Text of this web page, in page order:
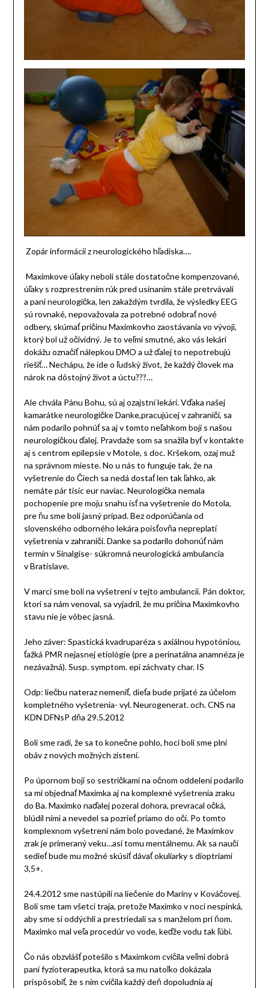
Zopár informácií z neurologického hľadiska….
Maximkove úľaky neboli stále dostatočne kompenzované,
úľaky s rozprestrením rúk pred usínaním stále pretrvávali
a pani neurologička, len zakaždým tvrdila, že výsledky EEG
sú rovnaké, nepovažovala za potrebné odobrať nové
odbery, skúmať príčinu Maximkovho zaostávania vo vývoji,
ktorý bol už očividný. Je to veľmi smutné, ako vás lekári
dokážu označiť nálepkou DMO a už ďalej to nepotrebujú
riešiť… Nechápu, že ide o ľudský život, že každý človek ma
nárok na dôstojný život a úctu???…
Ale chvála Pánu Bohu, sú aj ozajstní lekári. Vďaka našej
kamarátke neurologičke Danke,pracujúcej v zahraničí, sa
nám podarilo pohnúť sa aj v tomto neľahkom boji s našou
neurologičkou ďalej. Pravdaže som sa snažila byť v kontakte
aj s centrom epilepsie v Motole, s doc. Kršekom, ozaj muž
na správnom mieste. No u nás to funguje tak, že na
vyšetrenie do Čiech sa nedá dostať len tak ľahko, ak
nemáte pár tisíc eur naviac. Neurologička nemala
pochopenie pre moju snahu ísť na vyšetrenie do Motola,
pre ňu sme boli jasný prípad. Bez odporúčania od
slovenského odborného lekára poisťovňa nepreplatí
vyšetrenia v zahraničí. Danke sa podarilo dohonúť nám
termín v Sinalgise- súkromná neurologická ambulancia
v Bratislave.
V marci sme boli na vyšetrení v tejto ambulancii. Pán doktor,
ktorí sa nám venoval, sa vyjadril, že mu príčina Maximkovho
stavu nie je vôbec jasná.
Jeho záver: Spastická kvadruparéza s axiálnou hypotóniou,
ťažká PMR nejasnej etiológie (pre a perinatálna anamnéza je
nezávažná). Susp. symptom. epi záchvaty char. IS
Odp: liečbu nateraz nemeniť, dieťa bude prijaté za účelom
kompletného vyšetrenia- vyl. Neurogenerat. och. CNS na
KDN DFNsP dňa 29.5.2012
Boli sme radi, že sa to konečne pohlo, hoci boli sme plní
obáv z nových možných zistení.
Po úpornom boji so sestričkami na očnom oddelení podarilo
sa mi objednať Maximka aj na komplexné vyšetrenia zraku
do Ba. Maximko naďalej pozeral dohora, prevracal očká,
blúdil nimi a nevedel sa pozrieť priamo do očí. Po tomto
komplexnom vyšetrení nám bolo povedané, že Maximkov
zrak je primeraný veku…asi tomu mentálnemu. Ak sa naučí
sedieť bude mu možné skúsiť dávať okuliarky s dioptriami
3,5+.
24.4.2012 sme nastúpili na liečenie do Maríny v Kováčovej.
Boli sme tam všetci traja, pretože Maximko v noci nespinká,
aby sme si oddýchli a prestriedali sa s manželom pri ňom.
Maximko mal veľa procedúr vo vode, keďže vodu tak ľúbi.
Čo nás obzvlášť potešilo s Maximkom cvičila veľmi dobrá
pani fyzioterapeutka, ktorá sa mu natoľko dokázala
prispôsobiť, že s ním cvičila každý deň dopoludnia aj